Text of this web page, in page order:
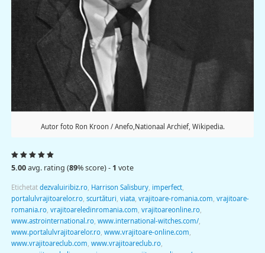
Autor foto Ron Kroon / Anefo,Nationaal Archief, Wikipedia.
5.00avg. rating (89% score) - 1 vote
Etichetat dezvaluiribiz.ro, Harrison Salisbury, imperfect,
portalulvrajitoarelor.ro, scurtături viata, vrajitoare-romania.com vrajitoare-
romania.ro, vrajitoareledinromania.com vrajitoareonline.ro,
www.astrointernational.ro, www.international-witches.com/,
www.portalulvrajitoarelor.ro, www.vrajitoare-online.com
www.vrajitoareclub.com www.vrajitoareclub.ro,